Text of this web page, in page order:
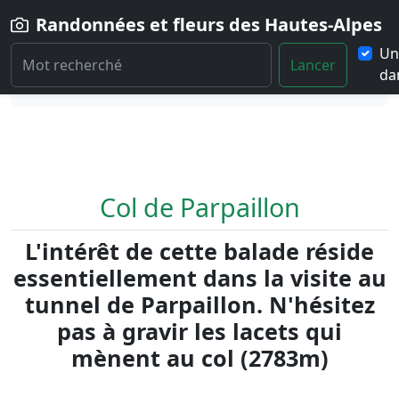
Randonnées et fleurs des Hautes-Alpes
Lancer
Home
Randonnée Col-de-Parpaillon
Col de Parpaillon
L'intérêt de cette balade réside
essentiellement dans la visite au
tunnel de Parpaillon. N'hésitez
pas à gravir les lacets qui
mènent au col (2783m)